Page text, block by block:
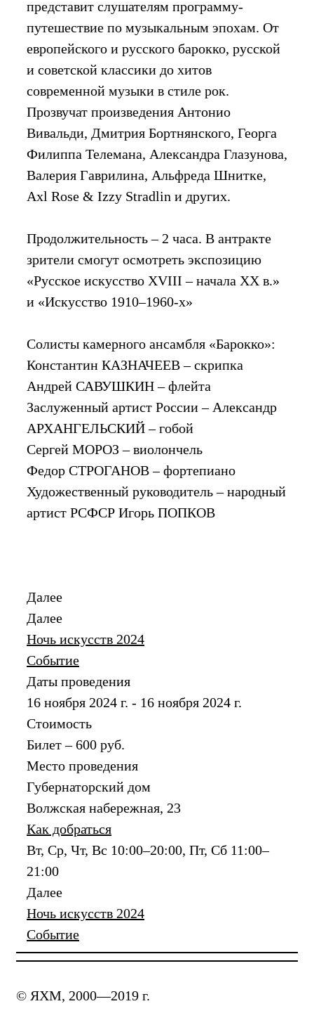
представит слушателям программу-
путешествие по музыкальным эпохам. От
европейского и русского барокко, русской
и советской классики до хитов
современной музыки в стиле рок.
Прозвучат произведения Антонио
Вивальди, Дмитрия Бортнянского, Георга
Филиппа Телемана, Александра Глазунова,
Валерия Гаврилина, Альфреда Шнитке,
Axl Rose & Izzy Stradlin и других.
Продолжительность – 2 часа. В антракте
зрители смогут осмотреть экспозицию
«Русское искусство XVIII – начала XX в.»
и «Искусство 1910–1960-х»
Солисты камерного ансамбля «Барокко»:
Константин КАЗНАЧЕЕВ – скрипка
Андрей САВУШКИН – флейта
Заслуженный артист России – Александр
АРХАНГЕЛЬСКИЙ – гобой
Сергей МОРОЗ – виолончель
Федор СТРОГАНОВ – фортепиано
Художественный руководитель – народный
артист РСФСР Игорь ПОПКОВ
Далее
Далее
Ночь искусств 2024
Событие
Даты проведения
16 ноября 2024 г. - 16 ноября 2024 г.
Стоимость
Билет – 600 руб.
Место проведения
Губернаторский дом
Волжская набережная, 23
Как добраться
Вт, Ср, Чт, Вс 10:00–20:00, Пт, Сб 11:00–
21:00
Далее
Ночь искусств 2024
Событие
© ЯХМ, 2000—2019 г.